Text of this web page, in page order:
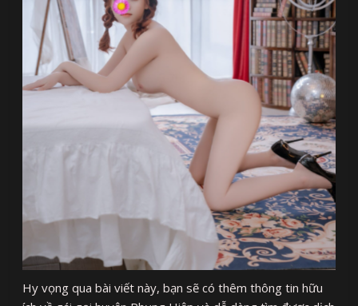
Hy vọng qua bài viết này, bạn sẽ có thêm thông tin hữu